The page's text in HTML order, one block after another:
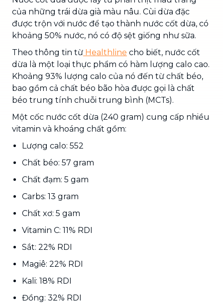
của những trái dừa già màu nâu. Cùi dừa đặc
được trộn với nước để tạo thành nước cốt dừa, có
khoảng 50% nước, nó có độ sệt giống như sữa.
Theo thông tin từ Healthline cho biết, nước cốt
dừa là một loại thực phẩm có hàm lượng calo cao.
Khoảng 93% lượng calo của nó đến từ chất béo,
bao gồm cả chất béo bão hòa được gọi là chất
béo trung tính chuỗi trung bình (MCTs).
Một cốc nước cốt dừa (240 gram) cung cấp nhiều
vitamin và khoáng chất gồm:
Lượng calo: 552
Chất béo: 57 gram
Chất đạm: 5 gam
Carbs: 13 gram
Chất xơ: 5 gam
Vitamin C: 11% RDI
Sắt: 22% RDI
Magiê: 22% RDI
Kali: 18% RDI
Đồng: 32% RDI